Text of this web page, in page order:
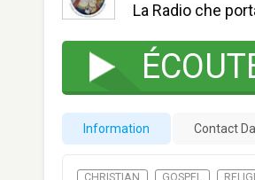
La Radio che
Information Contact